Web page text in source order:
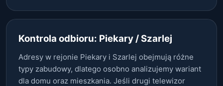
Kontrola odbioru: Piekary / Szarlej
Adresy w rejonie Piekary i Szarlej obejmują różne
typy zabudowy, dlatego osobno analizujemy wariant
dla domu oraz mieszkania. Jeśli drugi telewizor